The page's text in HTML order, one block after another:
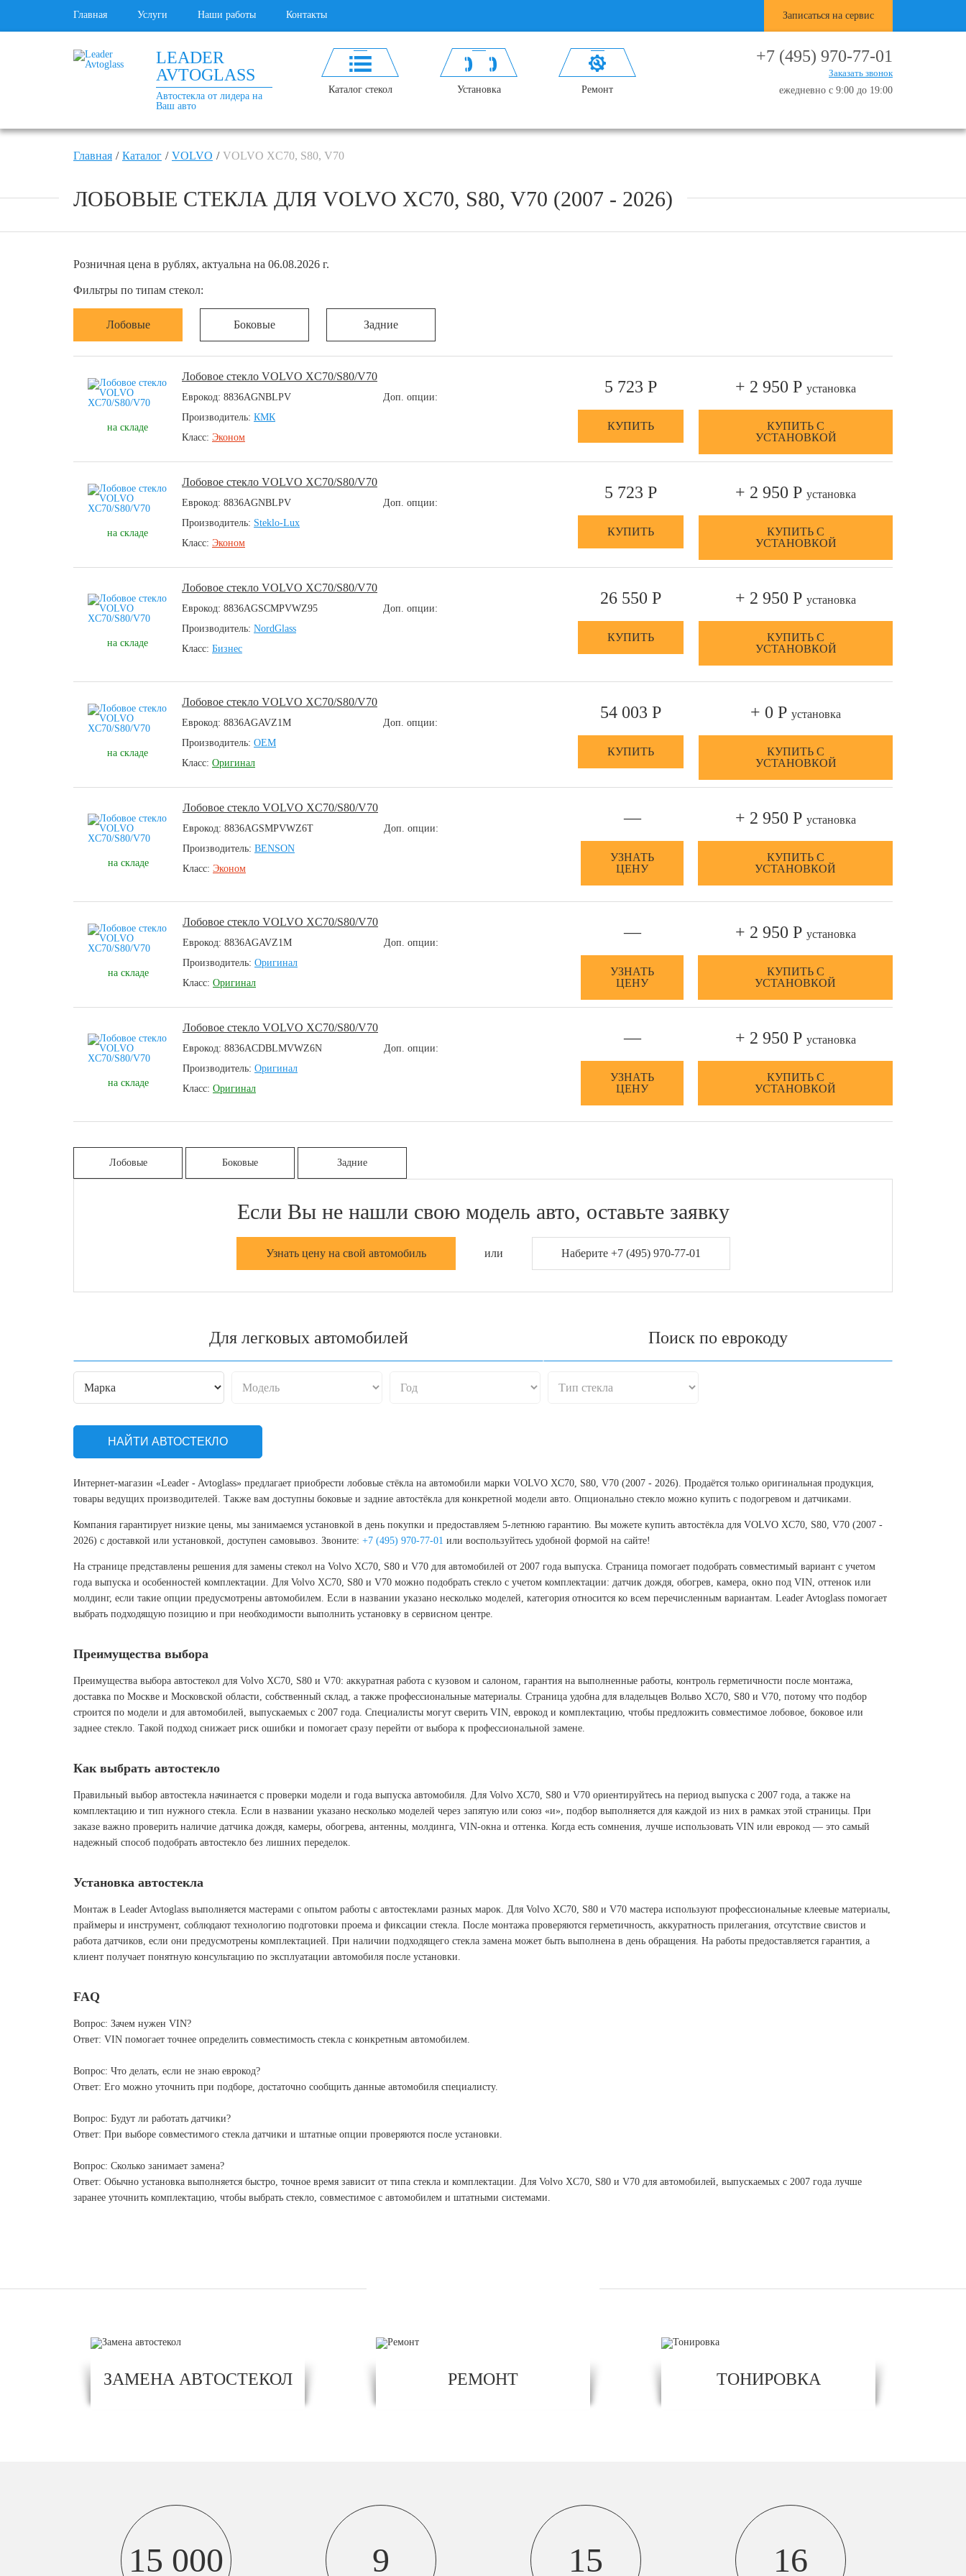
Главная Услуги Наши работы Контакты Записаться на сервис
LEADER
AVTOGLASS
Автостекла от лидера на
Ваш авто
Каталог стекол Установка Ремонт
+7 (495) 970-77-01
Заказать звонок
ежедневно с 9:00 до 19:00
Главная Каталог VOLVO VOLVO XC70, S80, V70
ЛОБОВЫЕ СТЕКЛА ДЛЯ VOLVO XC70, S80, V70 (2007 - 2026)
Розничная цена в рублях, актуальна на 06.08.2026 г.
Фильтры по типам стекол:
Лобовые Боковые Задние
на складе
Лобовое стекло VOLVO XC70/S80/V70
Еврокод: 8836AGNBLPV
Производитель: КМК
Класс: Эконом
Доп. опции:
5 723 Р
КУПИТЬ
+ 2 950 Р установка
КУПИТЬ С
УСТАНОВКОЙ
на складе
Лобовое стекло VOLVO XC70/S80/V70
Еврокод: 8836AGNBLPV
Производитель: Steklo-Lux
Класс: Эконом
Доп. опции:
5 723 Р
КУПИТЬ
+ 2 950 Р установка
КУПИТЬ С
УСТАНОВКОЙ
на складе
Лобовое стекло VOLVO XC70/S80/V70
Еврокод: 8836AGSCMPVWZ95
Производитель: NordGlass
Класс: Бизнес
Доп. опции:
26 550 Р
КУПИТЬ
+ 2 950 Р установка
КУПИТЬ С
УСТАНОВКОЙ
на складе
Лобовое стекло VOLVO XC70/S80/V70
Еврокод: 8836AGAVZ1M
Производитель: OEM
Класс: Оригинал
Доп. опции:
54 003 Р
КУПИТЬ
+ 0 Р установка
КУПИТЬ С
УСТАНОВКОЙ
на складе
Лобовое стекло VOLVO XC70/S80/V70
Еврокод: 8836AGSMPVWZ6T
Производитель: BENSON
Класс: Эконом
Доп. опции:
—
УЗНАТЬ
ЦЕНУ
+ 2 950 Р установка
КУПИТЬ С
УСТАНОВКОЙ
на складе
Лобовое стекло VOLVO XC70/S80/V70
Еврокод: 8836AGAVZ1M
Производитель: Оригинал
Класс: Оригинал
Доп. опции:
—
УЗНАТЬ
ЦЕНУ
+ 2 950 Р установка
КУПИТЬ С
УСТАНОВКОЙ
на складе
Лобовое стекло VOLVO XC70/S80/V70
Еврокод: 8836ACDBLMVWZ6N
Производитель: Оригинал
Класс: Оригинал
Доп. опции:
—
УЗНАТЬ
ЦЕНУ
+ 2 950 Р установка
КУПИТЬ С
УСТАНОВКОЙ
Лобовые Боковые Задние
Если Вы не нашли свою модель авто, оставьте заявку
Узнать цену на свой автомобиль или Наберите +7 (495) 970-77-01
Для легковых автомобилей Поиск по еврокоду
НАЙТИ АВТОСТЕКЛО
Интернет-магазин «Leader - Avtoglass» предлагает приобрести лобовые стёкла на автомобили марки VOLVO XC70, S80, V70 (2007 - 2026). Продаётся только оригинальная продукция,
товары ведущих производителей. Также вам доступны боковые и задние автостёкла для конкретной модели авто. Опционально стекло можно купить с подогревом и датчиками.
Компания гарантирует низкие цены, мы занимаемся установкой в день покупки и предоставляем 5-летнюю гарантию. Вы можете купить автостёкла для VOLVO XC70, S80, V70 (2007 -
2026) с доставкой или установкой, доступен самовывоз. Звоните: +7 (495) 970-77-01 или воспользуйтесь удобной формой на сайте!
На странице представлены решения для замены стекол на Volvo XC70, S80 и V70 для автомобилей от 2007 года выпуска. Страница помогает подобрать совместимый вариант с учетом
года выпуска и особенностей комплектации. Для Volvo XC70, S80 и V70 можно подобрать стекло с учетом комплектации: датчик дождя, обогрев, камера, окно под VIN, оттенок или
молдинг, если такие опции предусмотрены автомобилем. Если в названии указано несколько моделей, категория относится ко всем перечисленным вариантам. Leader Avtoglass помогает
выбрать подходящую позицию и при необходимости выполнить установку в сервисном центре.
Преимущества выбора
Преимущества выбора автостекол для Volvo XC70, S80 и V70: аккуратная работа с кузовом и салоном, гарантия на выполненные работы, контроль герметичности после монтажа,
доставка по Москве и Московской области, собственный склад, а также профессиональные материалы. Страница удобна для владельцев Вольво XC70, S80 и V70, потому что подбор
строится по модели и для автомобилей, выпускаемых с 2007 года. Специалисты могут сверить VIN, еврокод и комплектацию, чтобы предложить совместимое лобовое, боковое или
заднее стекло. Такой подход снижает риск ошибки и помогает сразу перейти от выбора к профессиональной замене.
Как выбрать автостекло
Правильный выбор автостекла начинается с проверки модели и года выпуска автомобиля. Для Volvo XC70, S80 и V70 ориентируйтесь на период выпуска с 2007 года, а также на
комплектацию и тип нужного стекла. Если в названии указано несколько моделей через запятую или союз «и», подбор выполняется для каждой из них в рамках этой страницы. При
заказе важно проверить наличие датчика дождя, камеры, обогрева, антенны, молдинга, VIN-окна и оттенка. Когда есть сомнения, лучше использовать VIN или еврокод — это самый
надежный способ подобрать автостекло без лишних переделок.
Установка автостекла
Монтаж в Leader Avtoglass выполняется мастерами с опытом работы с автостеклами разных марок. Для Volvo XC70, S80 и V70 мастера используют профессиональные клеевые материалы,
праймеры и инструмент, соблюдают технологию подготовки проема и фиксации стекла. После монтажа проверяются герметичность, аккуратность прилегания, отсутствие свистов и
работа датчиков, если они предусмотрены комплектацией. При наличии подходящего стекла замена может быть выполнена в день обращения. На работы предоставляется гарантия, а
клиент получает понятную консультацию по эксплуатации автомобиля после установки.
FAQ
Вопрос: Зачем нужен VIN?
Ответ: VIN помогает точнее определить совместимость стекла с конкретным автомобилем.
Вопрос: Что делать, если не знаю еврокод?
Ответ: Его можно уточнить при подборе, достаточно сообщить данные автомобиля специалисту.
Вопрос: Будут ли работать датчики?
Ответ: При выборе совместимого стекла датчики и штатные опции проверяются после установки.
Вопрос: Сколько занимает замена?
Ответ: Обычно установка выполняется быстро, точное время зависит от типа стекла и комплектации. Для Volvo XC70, S80 и V70 для автомобилей, выпускаемых с 2007 года лучше
заранее уточнить комплектацию, чтобы выбрать стекло, совместимое с автомобилем и штатными системами.
ЗАМЕНА АВТОСТЕКОЛ РЕМОНТ ТОНИРОВКА
15 000 9 15 16